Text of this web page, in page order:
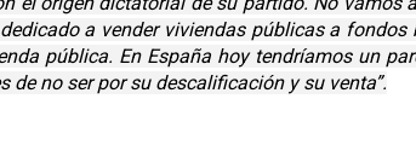
a vender viviendas públicas a fondos
pública. En España hoy tendríamos un
de no ser por su descalificación y su venta”.